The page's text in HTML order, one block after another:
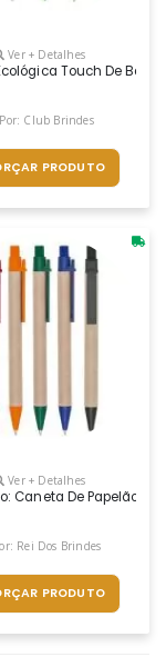
E Elementos
Ver + Detalhes
Touch De
Por: Club Brindes
PRODUTO
Esferográfica Azul
Ver + Detalhes
Caneta De Papelão
Rei Dos Brindes
PRODUTO